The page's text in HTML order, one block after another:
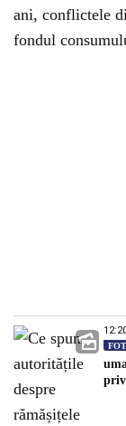
ani, conflictele
fondul